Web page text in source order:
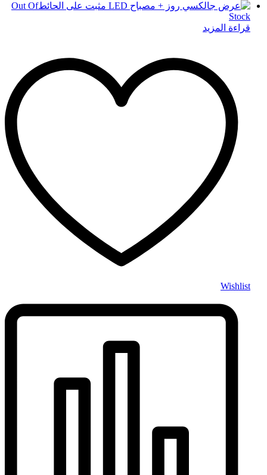
Out Of
Stock
قراءة المزيد
Wishlist